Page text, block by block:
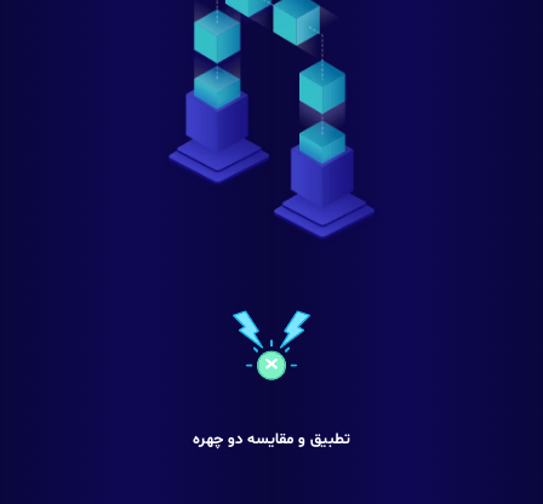
تطبیق و مقایسه دو چهره